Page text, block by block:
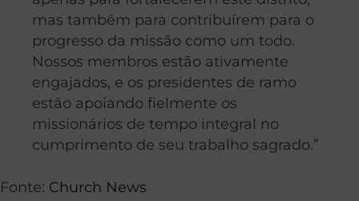
mas também para contribuírem para o
progresso da missão como um todo.
Nossos membros estão ativamente
engajados, e os presidentes de ramo
estão apoiando fielmente os
missionários de tempo integral no
cumprimento de seu trabalho sagrado.”
Fonte: Church News